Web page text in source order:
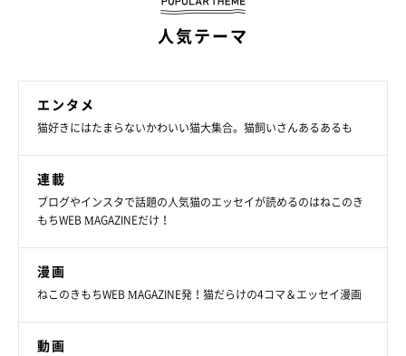
人気テーマ
エンタメ
猫好きにはたまらないかわいい猫大集合。猫飼いさんあるあるも
連載
ブログやインスタで話題の人気猫のエッセイが読めるのはねこのき
もちWEB MAGAZINEだけ！
漫画
ねこのきもちWEB MAGAZINE発！猫だらけの4コマ＆エッセイ漫画
動画